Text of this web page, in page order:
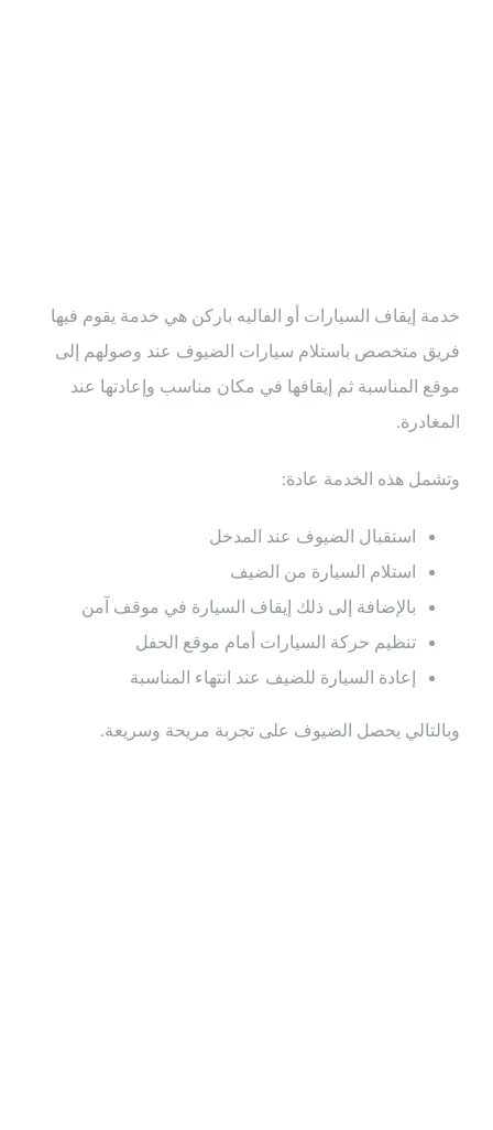
خدمة إيقاف السيارات أو الفاليه باركن هي خدمة يقوم فيها
فريق متخصص باستلام سيارات الضيوف عند وصولهم إلى
موقع المناسبة ثم إيقافها في مكان مناسب وإعادتها عند
المغادرة.
وتشمل هذه الخدمة عادة:
استقبال الضيوف عند المدخل
استلام السيارة من الضيف
بالإضافة إلى ذلك إيقاف السيارة في موقف آمن
تنظيم حركة السيارات أمام موقع الحفل
إعادة السيارة للضيف عند انتهاء المناسبة
وبالتالي يحصل الضيوف على تجربة مريحة وسريعة.